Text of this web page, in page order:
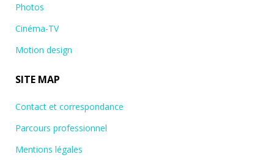
Photos
Cinéma-TV
Motion design
SITE MAP
Contact et correspondance
Parcours professionnel
Mentions légales